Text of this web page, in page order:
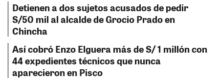
Detienen a dos sujetos acusados de pedir
S/50 mil al alcalde de Grocio Prado en
Chincha
Así cobró Enzo Elguera más de S/ 1 millón con
44 expedientes técnicos que nunca
aparecieron en Pisco